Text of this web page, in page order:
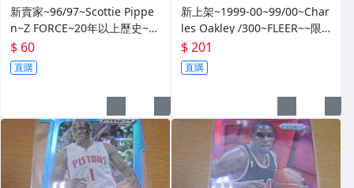
新賣家~96/97~Scottie Pippe
n~Z FORCE~20年以上歷史~無
限量~
$ 60
直購
新上架~1999-00~99/00~Char
les Oakley /300~FLEER~~限
量/300~1060114-1
$ 201
直購